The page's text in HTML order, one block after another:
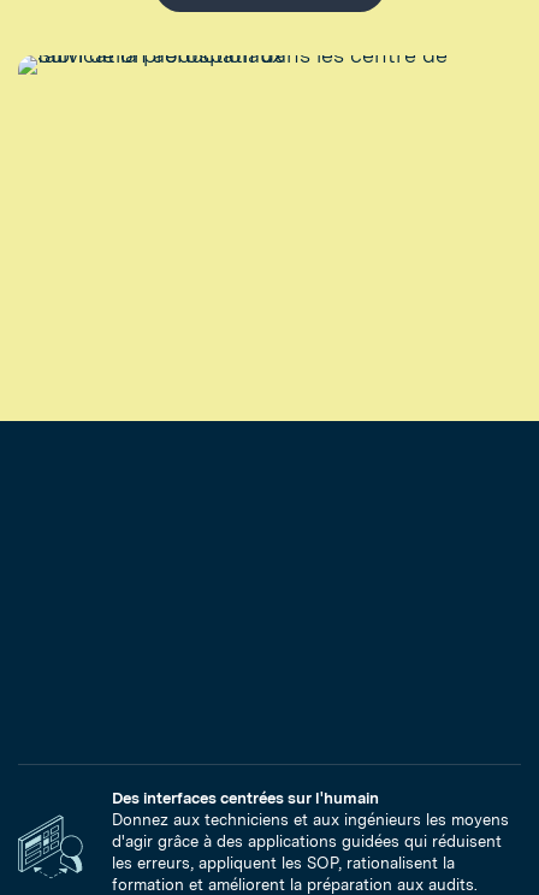
Des interfaces centrées sur l'humain
Donnez aux techniciens et aux ingénieurs les moyens
d'agir grâce à des applications guidées qui réduisent
les erreurs, appliquent les SOP, rationalisent la
formation et améliorent la préparation aux audits.